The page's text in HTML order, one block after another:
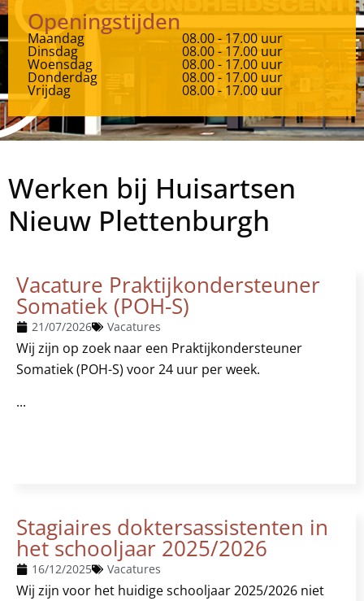
Openingstijden
Maandag 08.00 - 17.00 uur
Dinsdag 08.00 - 17.00 uur
Woensdag 08.00 - 17.00 uur
Donderdag 08.00 - 17.00 uur
Vrijdag 08.00 - 17.00 uur
Werken bij Huisartsen
Nieuw Plettenburgh
Vacature Praktijkondersteuner
Somatiek (POH-S)
21/07/2026 Vacatures
Wij zijn op zoek naar een Praktijkondersteuner
Somatiek (POH-S) voor 24 uur per week.
...
Stagiaires doktersassistenten in
het schooljaar 2025/2026
16/12/2025 Vacatures
Wij zijn voor het huidige schooljaar 2025/2026 niet